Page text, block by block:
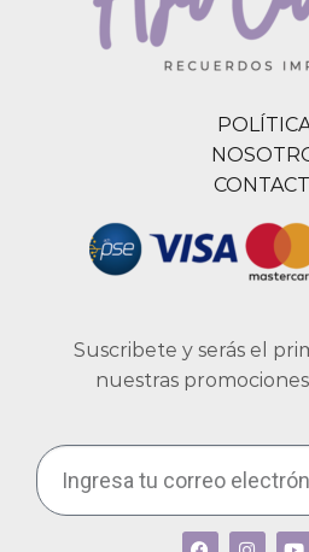
Suscribete y serás el
nuestras